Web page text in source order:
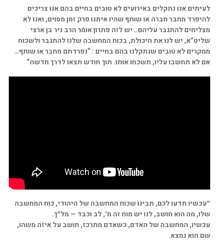
לעיתים אנו נתקלים באירועים לא טובים בחיים בהם אנו צריכים
להיפרד מחבר חברה או שותף שהיו איתנו פרק זמן מסוים, ואנו לא
מצליחים להתגבר עליהם.. יש לזה פתרון אומר הרב ניר בן ארצי
שליט”א, יש לנו את היכולת, בכוח המחשבה שלנו להתגבר ולשכוח
ממקרים לא טובים שנתקלנו בהם בחיים : “נפרדתם מחבר או שותף…
אם לא תחשבו עליו, תשכחו אותו. תוך חודש תצאו לדרך חדשה”
״עכשיו תדעו לכם, תבינו שכוח המחשבה של היהודי, כוח המחשבה
שלו, מה הוא חושב, לנו יש מוח זה מ׳, לב וכבד — מל״ך.
עכשיו, המחשבה של האדם, כשאדם מתרכז, חושב על איזה משהו,
שם הוא נמצא.